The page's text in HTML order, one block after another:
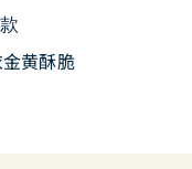
黄酥脆